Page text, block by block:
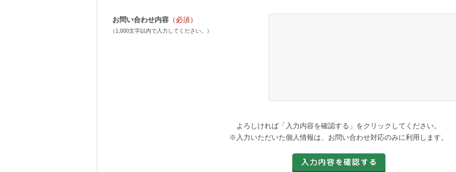
お問い合わせ内容 （必須）
（1,000文字以内で入力してください。）
よろしければ「入力内容を確認する」をクリックしてください。
※入力いただいた個人情報は、お問い合わせ対応のみに利用します。